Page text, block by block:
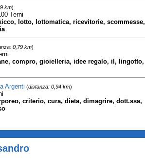
km)
Terni
lotto, lottomatica, ricevitorie, scommesse,
0,79 km)
compro, gioielleria, idee regalo, il, lingotto,
Argenti (distanza: 0,94 km)
criterio, cura, dieta, dimagrire, dott.ssa,